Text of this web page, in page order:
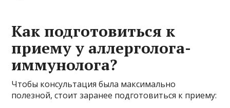
Как подготовиться к
приему у аллерголога-
иммунолога?
Чтобы консультация была максимально
полезной, стоит заранее подготовиться к приему: